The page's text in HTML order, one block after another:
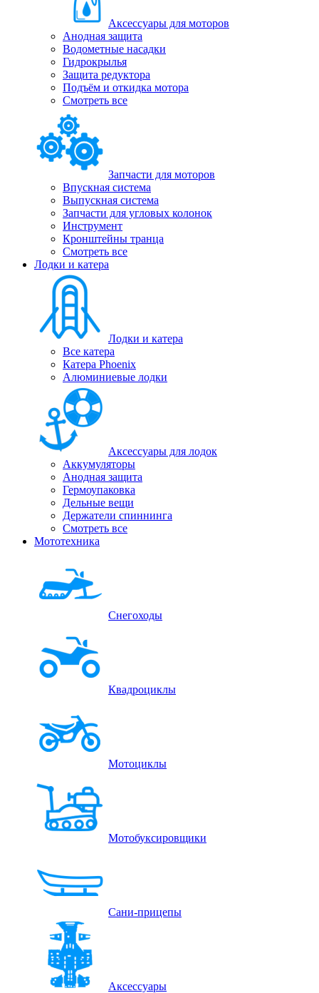
Аксессуары для моторов
Анодная защита
Водометные насадки
Гидрокрылья
Защита редуктора
Подъём и откидка мотора
Смотреть все
Запчасти для моторов
Впускная система
Выпускная система
Запчасти для угловых колонок
Инструмент
Кронштейны транца
Смотреть все
Лодки и катера
Лодки и катера
Все катера
Катера Phoenix
Алюминиевые лодки
Аксессуары для лодок
Аккумуляторы
Анодная защита
Гермоупаковка
Дельные вещи
Держатели спиннинга
Смотреть все
Мототехника
Снегоходы
Квадроциклы
Мотоциклы
Мотобуксировщики
Сани-прицепы
Аксессуары